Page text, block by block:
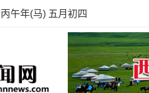
午年(马) 五月初四